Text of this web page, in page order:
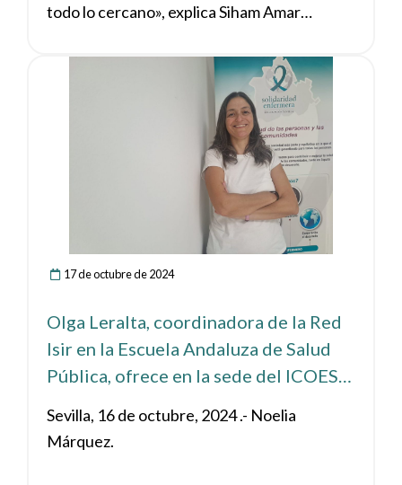
todo lo cercano», explica Siham Amar
Interculturalidad y Desarrollo
Comunitario, Fundación Cepaim.
17 de octubre de 2024
Olga Leralta, coordinadora de la Red
Isir en la Escuela Andaluza de Salud
Pública, ofrece en la sede del ICOES
facilitar la mediación intercultural en
el ámbito sanitario
Sevilla, 16 de octubre, 2024 .- Noelia
Márquez.
Ver noticia